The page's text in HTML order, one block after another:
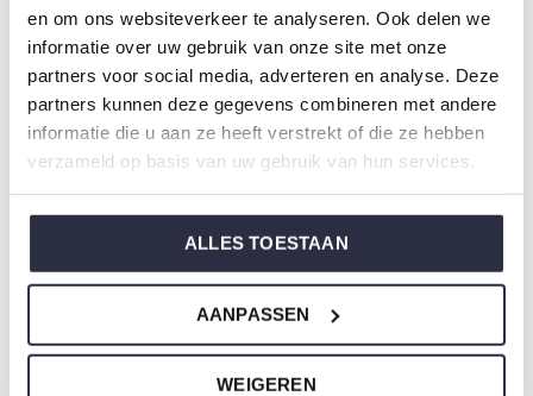
en om ons websiteverkeer te analyseren. Ook delen we
informatie over uw gebruik van onze site met onze
partners voor social media, adverteren en analyse. Deze
partners kunnen deze gegevens combineren met andere
informatie die u aan ze heeft verstrekt of die ze hebben
verzameld op basis van uw gebruik van hun services.
ALLES TOESTAAN
AANPASSEN
WEIGEREN
Thema: N Amalfi Coast
Kollektion: Damen
Typ:Pyjama
Geschlecht: Damen
Farbe: White
Zusammensetzung: 50% Cotton/ 50% Modal
Artikelnummer: N59102-38
Die Nachtwäsche von Charlie Choe ist gefertigt aus
einem wunderbar weichen Jersey und hat eine perfekte